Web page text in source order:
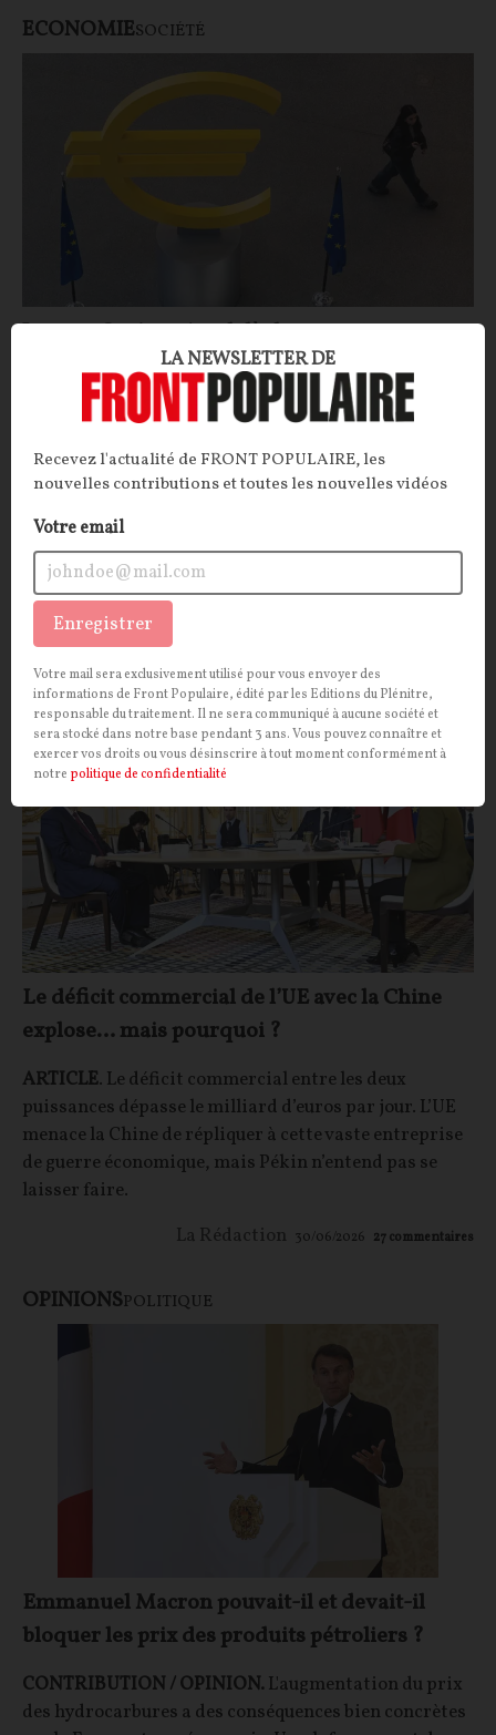
ECONOMIESOCIÉTÉ
Jacques Sapir : « Au-delà des aspects
techniques, il y a un véritable problème
politique avec l'euro numérique »
ENTRETIEN.
Le projet d'euro numérique n'a jamais été
aussi près d'émerger des couloirs de Bruxelles. De quoi
de cette future modalité de paiement en termes de
sécurité et d'identité numérique ? Le point avec
l'économiste Jacques Sapir.
Jacques SAPIR
ECONOMIELIBRE-ÉCHANGE
Le déficit commercial de l’UE avec la Chine
explose… mais pourquoi ?
ARTICLE. Le déficit commercial entre les deux
puissances dépasse le milliard d’euros par jour. L’UE
menace la Chine de répliquer à cette vaste entreprise
de guerre économique, mais Pékin n’entend pas se
laisser faire.
La Rédaction
30/06/2026 27commentaires
OPINIONSPOLITIQUE
Emmanuel Macron pouvait-il et devait-il
bloquer les prix des produits pétroliers ?
CONTRIBUTION / OPINION.L'augmentation du prix
des hydrocarbures a des conséquences bien concrètes
LA NEWSLETTER DE
Recevez l'actualité de FRONT POPULAIRE, les
nouvelles contributions et toutes les nouvelles vidéos
Votre email
Enregistrer
Votre mail sera exclusivement utilisé pour vous envoyer des
informations de Front Populaire, édité par les Editions du Plénitre,
responsable du traitement. Il ne sera communiqué à aucune société et
sera stocké dans notre base pendant 3 ans. Vous pouvez connaître et
exercer vos droits ou vous désinscrire à tout moment conformément à
notre politique de confidentialité